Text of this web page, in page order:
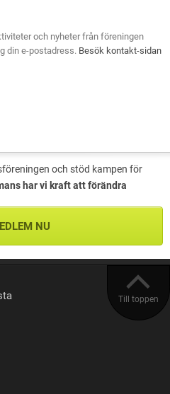
och nyheter från föreningen
din e-postadress. Besök kontakt-sidan
och stöd kampen för
har vi kraft att förändra
NU
Till toppen